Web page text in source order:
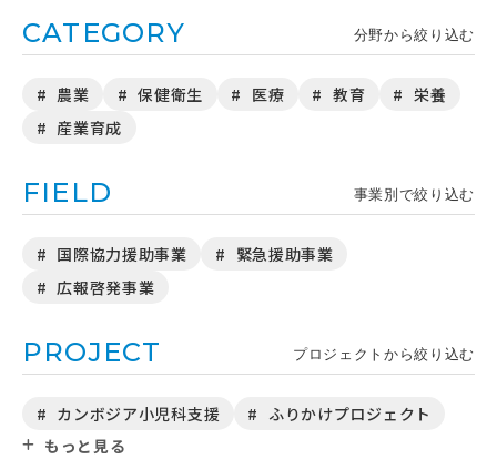
CATEGORY 分野から絞り込む
農業 保健衛生 医療 教育
栄養
産業育成
FIELD 事業別で絞り込む
国際協力援助事業
緊急援助事業
広報啓発事業
PROJECT プロジェクトから絞り込む
カンボジア小児科支援
ふりかけプロジェクト
もっと見る